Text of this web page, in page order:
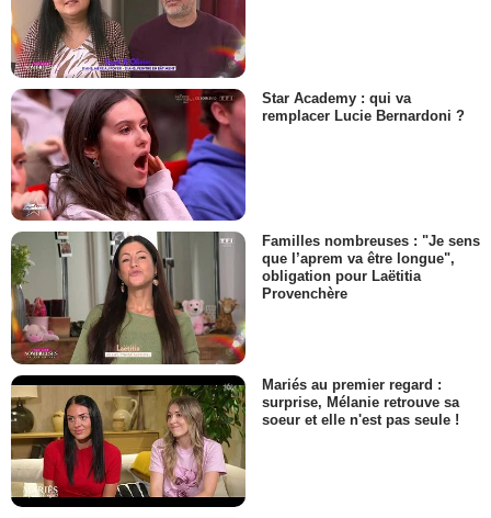
Star Academy : qui va
remplacer Lucie Bernardoni ?
Familles nombreuses : "Je sens
que l’aprem va être longue",
obligation pour Laëtitia
Provenchère
Mariés au premier regard :
surprise, Mélanie retrouve sa
soeur et elle n'est pas seule !